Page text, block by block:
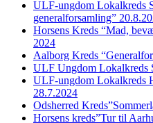
ULF-ungdom Lokalkreds
generalforsamling”
Horsens Kreds “Mad,
2024
Aalborg Kreds
ULF Ungdom Lokalkreds
ULF-ungdom Lokalkreds
28.7.2024
Odsherred
Horsens kreds”Tur til